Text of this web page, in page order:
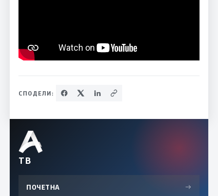
СПОДЕЛИ:
ТВ
ПОЧЕТНА →